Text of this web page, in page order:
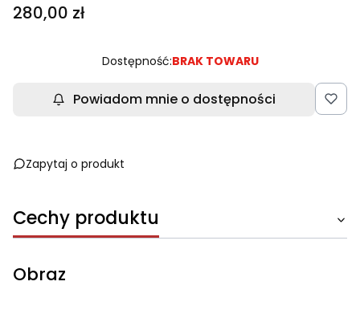
Cena
280,00 zł
Dostępność:BRAK TOWARU
Powiadom mnie o dostępności
Zapytaj o produkt
Cechy produktu
Obraz